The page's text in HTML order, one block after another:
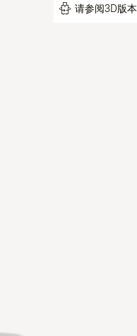
请参阅3D版本